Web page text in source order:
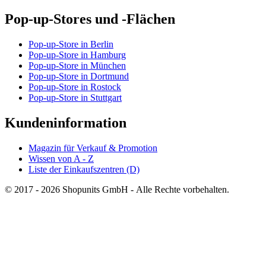
Pop-up-Stores und -Flächen
Pop-up-Store in Berlin
Pop-up-Store in Hamburg
Pop-up-Store in München
Pop-up-Store in Dortmund
Pop-up-Store in Rostock
Pop-up-Store in Stuttgart
Kundeninformation
Magazin für Verkauf & Promotion
Wissen von A - Z
Liste der Einkaufszentren (D)
© 2017 - 2026 Shopunits GmbH - Alle Rechte vorbehalten.